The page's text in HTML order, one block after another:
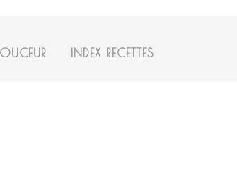
INDEX RECETTES